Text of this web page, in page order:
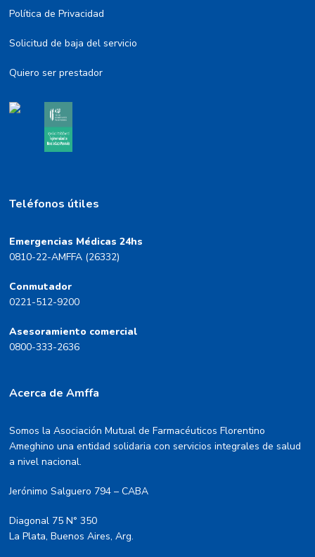
Política de Privacidad
Solicitud de baja del servicio
Quiero ser prestador
Teléfonos útiles
Emergencias Médicas 24hs
0810-22-AMFFA (26332)
Conmutador
0221-512-9200
Asesoramiento comercial
0800-333-2636
Acerca de Amffa
Somos la Asociación Mutual de Farmacéuticos Florentino
Ameghino una entidad solidaria con servicios integrales de salud
a nivel nacional.
Jerónimo Salguero 794 – CABA
Diagonal 75 N° 350
La Plata, Buenos Aires, Arg.